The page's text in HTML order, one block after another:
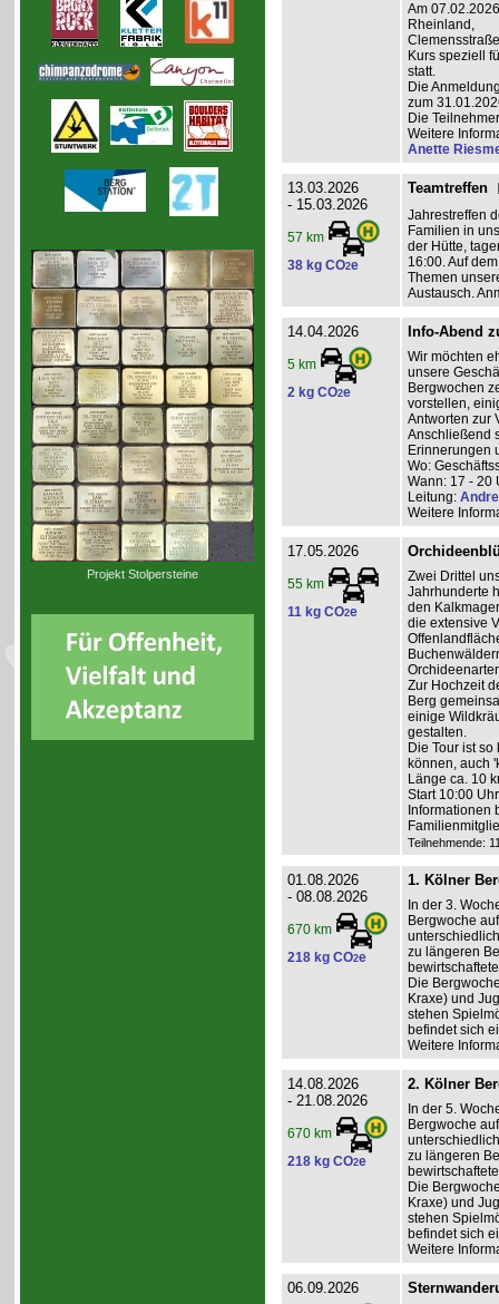
Projekt Stolpersteine
Am
Rheinland,
Kurs speziell
statt.
Die
zum
Die
Weitere
Anette
13.03.2026
- 15.03.2026
57 km
38 kg CO2e
Teamtreffen
Jahrestreffen
Familien in
der Hütte,
16:00. Auf
Themen
Austausch.
14.04.2026
5 km
2 kg CO2e
Info-Abend
Wir möchten
unsere
Bergwochen
vorstellen,
Antworten zur
Anschließend
Erinnerungen
Wo:
Wann: 17 - 20
Leitung:
Weitere
17.05.2026
55 km
11 kg CO2e
Zwei Drittel
Jahrhunderte
den
die extensive
Zur Hochzeit
Berg
einige
gestalten.
Die Tour ist
können, auch
Länge ca. 10
Start 10:00
Informationen
Teilnehmende:
01.08.2026
- 08.08.2026
670 km
218 kg CO2e
1. Kölner
In der 3.
Bergwoche
zu längeren
Die
Kraxe) und
stehen
befindet sich
Weitere
14.08.2026
- 21.08.2026
670 km
218 kg CO2e
2. Kölner
In der 5.
Bergwoche
zu längeren
Die
Kraxe) und
stehen
befindet sich
Weitere
06.09.2026